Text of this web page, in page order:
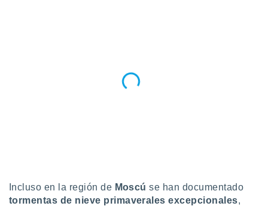
Incluso en la región de Moscú se han documentado
tormentas de nieve primaverales excepcionales,